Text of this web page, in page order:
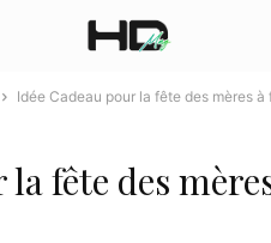
Idée Cadeau pour la fête des mères
la fête des